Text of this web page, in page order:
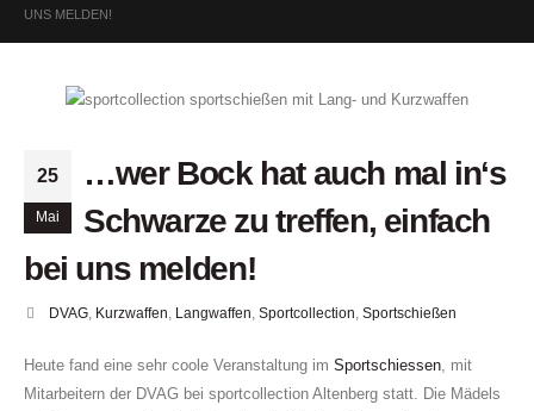
UNS MELDEN!
25
Mai
…wer Bock hat auch mal in‘s
Schwarze zu treffen, einfach
bei uns melden!
DVAG, Kurzwaffen Langwaffen Sportcollection Sportschießen
Heute fand eine sehr coole Veranstaltung im Sportschiessen , mit
Mitarbeitern der DVAG bei sportcollection Altenberg statt. Die Mädels